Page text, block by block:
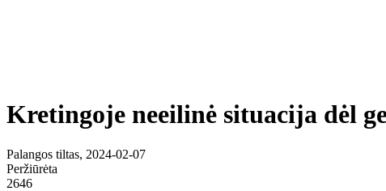
Kretingoje neeilinė situacija dėl
Palangos tiltas, 2024-02-07
Peržiūrėta
2646